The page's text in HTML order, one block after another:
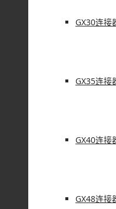
GX30连接
GX35连接
GX40连接
GX48连接